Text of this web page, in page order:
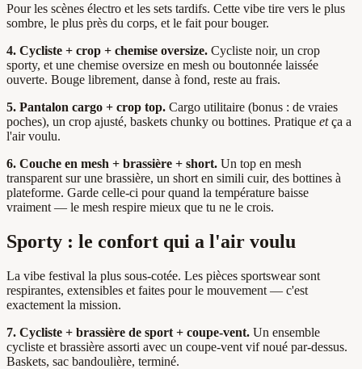
Pour les scènes électro et les sets tardifs. Cette vibe tire vers le plus
sombre, le plus près du corps, et le fait pour bouger.
4. Cycliste + crop + chemise oversize. Cycliste noir, un crop
sporty, et une chemise oversize en mesh ou boutonnée laissée
ouverte. Bouge librement, danse à fond, reste au frais.
5. Pantalon cargo + crop top. Cargo utilitaire (bonus : de vraies
poches), un crop ajusté, baskets chunky ou bottines. Pratique etça a
l'air voulu.
6. Couche en mesh + brassière + short. Un top en mesh
transparent sur une brassière, un short en simili cuir, des bottines à
plateforme. Garde celle-ci pour quand la température baisse
vraiment — le mesh respire mieux que tu ne le crois.
Sporty : le confort qui a l'air voulu
La vibe festival la plus sous-cotée. Les pièces sportswear sont
respirantes, extensibles et faites pour le mouvement — c'est
exactement la mission.
7. Cycliste + brassière de sport + coupe-vent. Un ensemble
cycliste et brassière assorti avec un coupe-vent vif noué par-dessus.
Baskets, sac bandoulière, terminé.